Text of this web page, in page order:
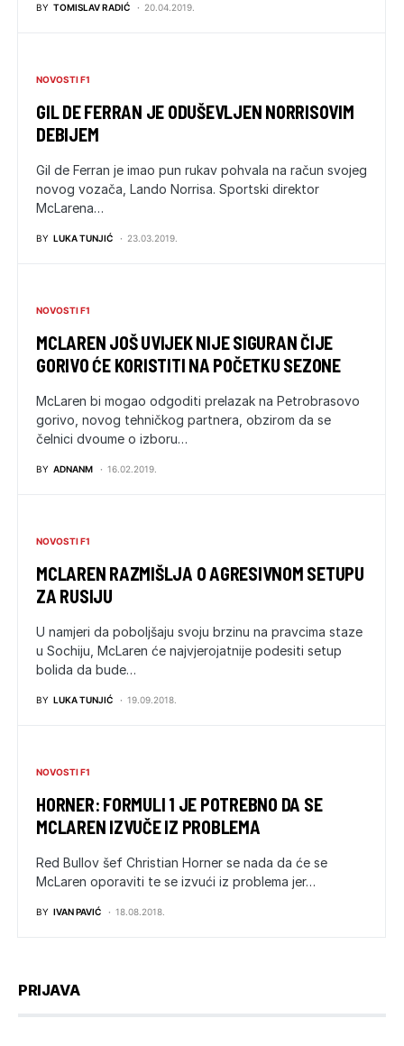
BY TOMISLAV RADIĆ 20.04.2019.
NOVOSTI F1
GIL DE FERRAN JE ODUŠEVLJEN NORRISOVIM
DEBIJEM
Gil de Ferran je imao pun rukav pohvala na račun svojeg
novog vozača, Lando Norrisa. Sportski direktor
McLarena…
BY LUKA TUNJIĆ 23.03.2019.
NOVOSTI F1
MCLAREN JOŠ UVIJEK NIJE SIGURAN ČIJE
GORIVO ĆE KORISTITI NA POČETKU SEZONE
McLaren bi mogao odgoditi prelazak na Petrobrasovo
gorivo, novog tehničkog partnera, obzirom da se
čelnici dvoume o izboru…
BY ADNANM 16.02.2019.
NOVOSTI F1
MCLAREN RAZMIŠLJA O AGRESIVNOM SETUPU
ZA RUSIJU
U namjeri da poboljšaju svoju brzinu na pravcima staze
u Sochiju, McLaren će najvjerojatnije podesiti setup
bolida da bude…
BY LUKA TUNJIĆ 19.09.2018.
NOVOSTI F1
HORNER: FORMULI 1 JE POTREBNO DA SE
MCLAREN IZVUČE IZ PROBLEMA
Red Bullov šef Christian Horner se nada da će se
McLaren oporaviti te se izvući iz problema jer…
BY IVAN PAVIĆ 18.08.2018.
PRIJAVA